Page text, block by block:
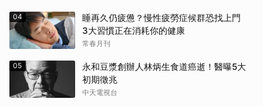
04
睡再久仍疲憊？慢性疲勞症候群恐找上門
3大習慣正在消耗你的健康
常春月刊
05
永和豆漿創辦人林炳生食道癌逝！醫曝5大
初期徵兆
中天電視台